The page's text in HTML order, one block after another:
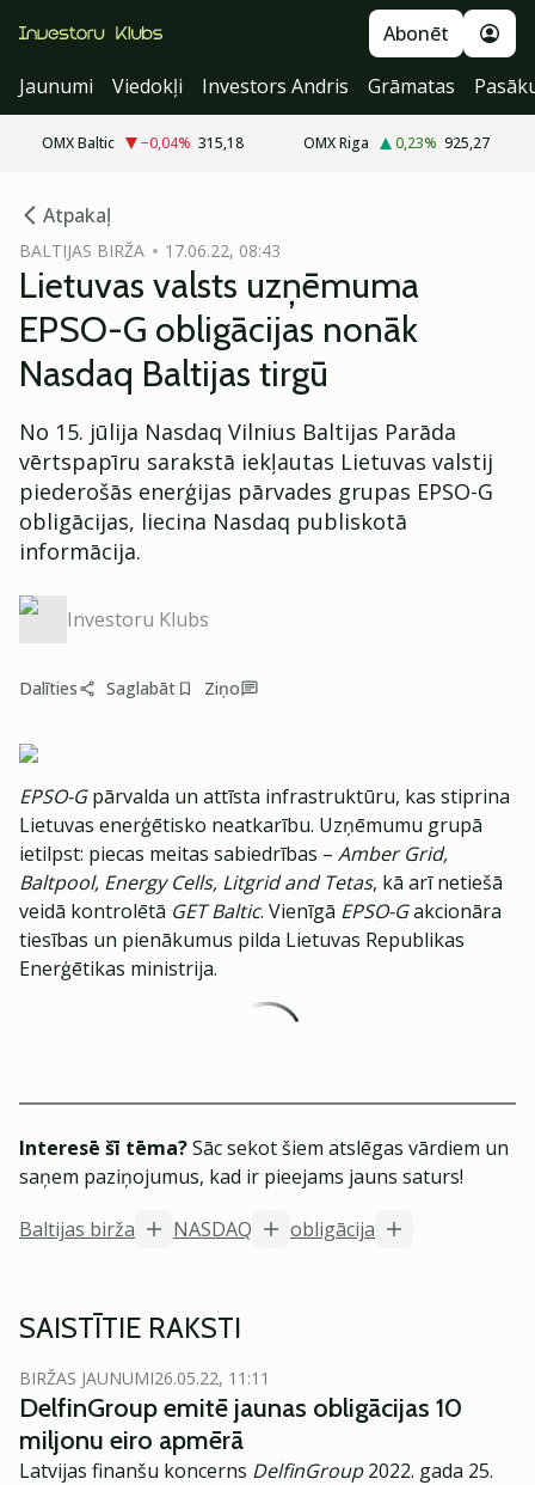
Abonēt
Jaunumi
Viedokļi Investors Andris Grāmatas
OMX Baltic −0,04% 315,18 OMX Riga 0,23% 925,27
Atpakaļ
BALTIJAS BIRŽA 17.06.22, 08:43
Lietuvas valsts uzņēmuma
EPSO-G obligācijas nonāk
Nasdaq Baltijas tirgū
No 15. jūlija Nasdaq Vilnius Baltijas Parāda
vērtspapīru sarakstā iekļautas Lietuvas valstij
piederošās enerģijas pārvades grupas EPSO-G
obligācijas, liecina Nasdaq publiskotā
informācija.
Investoru Klubs
Dalīties Saglabāt Ziņo
EPSO-Gpārvalda un attīsta infrastruktūru, kas stiprina
Lietuvas enerģētisko neatkarību. Uzņēmumu grupā
ietilpst: piecas meitas sabiedrības – Amber Grid,
Baltpool, Energy Cells, Litgrid and Tetas, kā arī netiešā
veidā kontrolētā GET Baltic. Vienīgā EPSO-Gakcionāra
tiesības un pienākumus pilda Lietuvas Republikas
Enerģētikas ministrija.
Interesē šī tēma?Sāc sekot šiem atslēgas vārdiem un
saņem paziņojumus, kad ir pieejams jauns saturs!
Baltijas birža
NASDAQ obligācija
SAISTĪTIE RAKSTI
BIRŽAS JAUNUMI26.05.22, 11:11
DelfinGroup emitē jaunas obligācijas 10
miljonu eiro apmērā
Latvijas finanšu koncerns DelfinGroup2022. gada 25.